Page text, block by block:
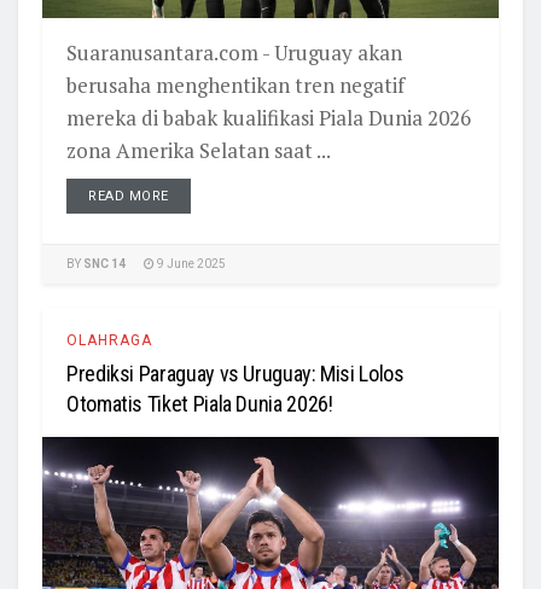
Suaranusantara.com - Uruguay akan
berusaha menghentikan tren negatif
mereka di babak kualifikasi Piala Dunia 2026
zona Amerika Selatan saat ...
READ MORE
BY SNC 14 9 June 2025
OLAHRAGA
Prediksi Paraguay vs Uruguay: Misi Lolos
Otomatis Tiket Piala Dunia 2026!